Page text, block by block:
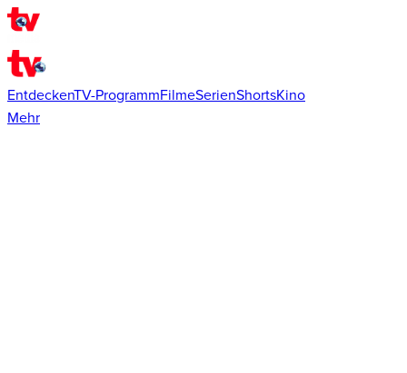
EntdeckenTV-ProgrammFilmeSerienShortsKino
Mehr